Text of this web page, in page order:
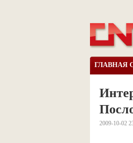
ГЛАВНАЯ
2009-10-02